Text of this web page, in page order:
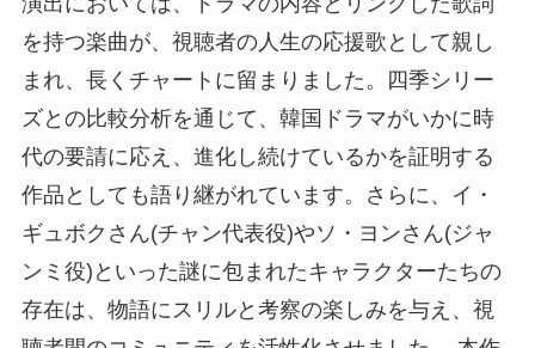
を持つ楽曲が、視聴者の人生の応援歌として親し
まれ、長くチャートに留まりました。四季シリー
ズとの比較分析を通じて、韓国ドラマがいかに時
代の要請に応え、進化し続けているかを証明する
作品としても語り継がれています。さらに、イ・
ギュボクさん(チャン代表役)やソ・ヨンさん(ジャ
ンミ役)といった謎に包まれたキャラクターたちの
存在は、物語にスリルと考察の楽しみを与え、視